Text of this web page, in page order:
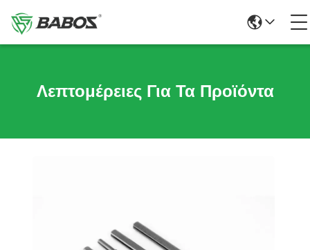
Λεπτομέρειες Για Τα Προϊόντα